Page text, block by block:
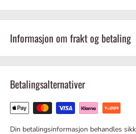
Informasjon om frakt og betaling
Vi sender alle varerdirektefra lager i
leveringstid på 1-3 arbeidsdager,
Betalingsalternativer
Din betalingsinformasjon behandles